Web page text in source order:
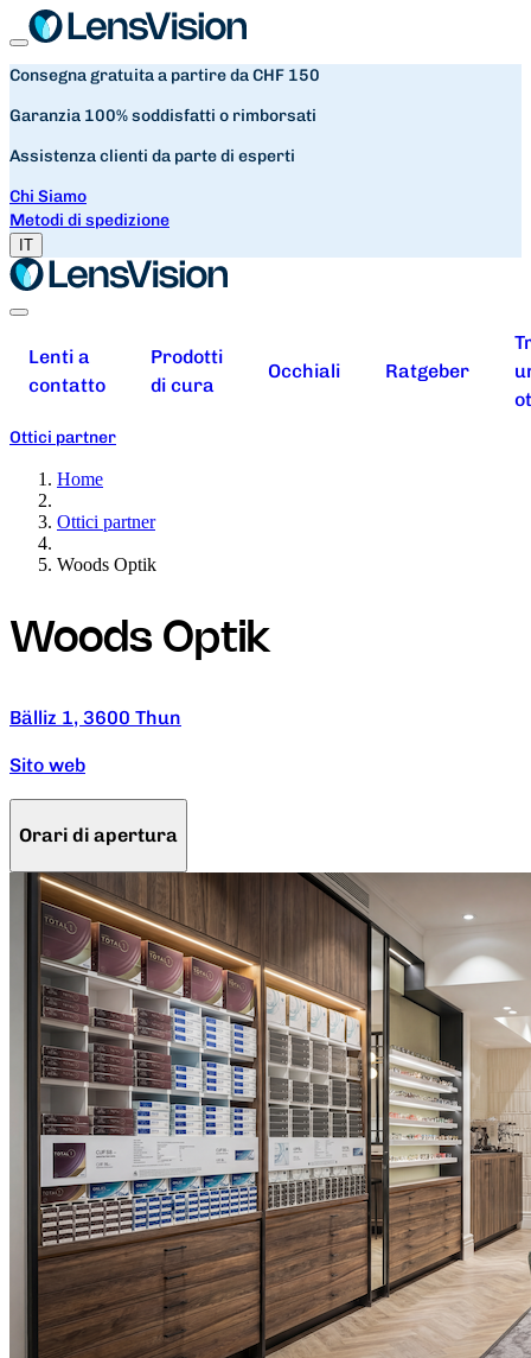
Consegna gratuita a partire da CHF 150
Garanzia 100% soddisfatti o rimborsati
Assistenza clienti da parte di esperti
Chi Siamo
Metodi di spedizione
IT
Lenti a
contatto
Prodotti
di cura
Occhiali Ratgeber
Ottici partner
Home
Ottici partner
Woods Optik
Woods Optik
Bälliz 1, 3600 Thun
Sito web
Orari di apertura